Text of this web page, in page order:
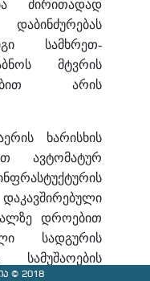
ძირითადად
სამხრეთ-
მტვრის
არის
ხარისხის
ავტომატურ
დროებით
სადგურის
სამუშაოების
პორტალზე
© 2018